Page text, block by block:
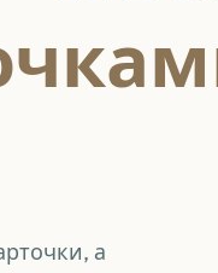
а